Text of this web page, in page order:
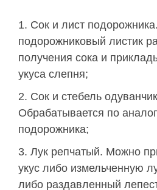
Сок и лист
подорожниковый листик
получения сока и
укуса слепня;
Сок и стебель
Обрабатывается по
подорожника;
Лук репчатый. Можно
укус либо измельченную
либо раздавленный